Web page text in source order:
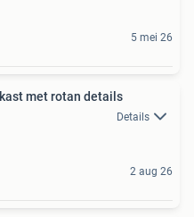
5 mei 26
met rotan details
Details
2 aug 26